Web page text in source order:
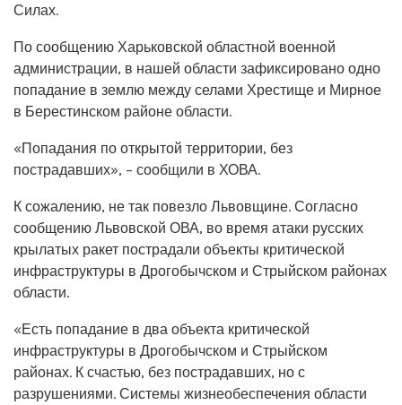
Силах.
По сообщению Харьковской областной военной
администрации, в нашей области зафиксировано одно
попадание в землю между селами Хрестище и Мирное
в Берестинском районе области.
«Попадания по открытой территории, без
пострадавших», – сообщили в ХОВА.
К сожалению, не так повезло Львовщине. Согласно
сообщению Львовской ОВА, во время атаки русских
крылатых ракет пострадали объекты критической
инфраструктуры в Дрогобычском и Стрыйском районах
области.
«Есть попадание в два объекта критической
инфраструктуры в Дрогобычском и Стрыйском
районах. К счастью, без пострадавших, но с
разрушениями. Системы жизнеобеспечения области